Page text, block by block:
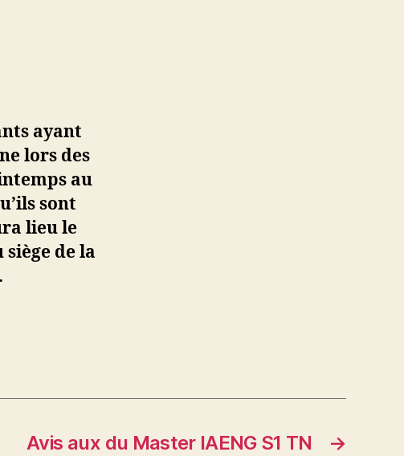
ayant
lors des
au
sont
lieu le
siège de la
→
Avis aux du Master IAENG S1 TN